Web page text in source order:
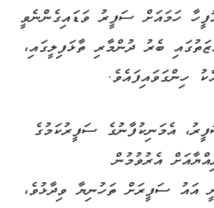
ހަމައަށް ސަފީރު ވަޑައިގެންނެވީ
ބެރު ދުންމާރި ތާޅަފިލީގައި،
ހިންގަވައިފައެވެ.
އެމަނިކުފާނުގެ ސަފީރުކަމުގެ
އެރުވުމުން
އައު ސަފީރަށް ތަހުނިޔާ ވިދާޅުވެ،